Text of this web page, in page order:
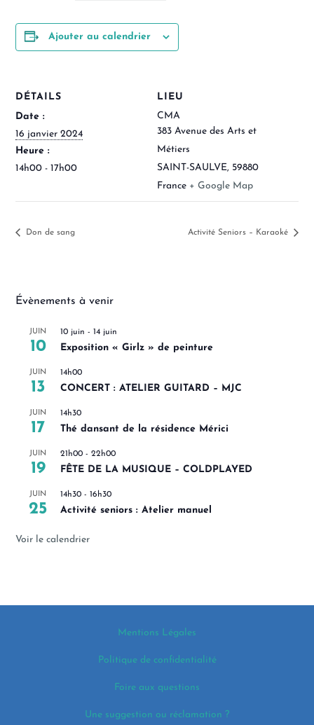
Ajouter au calendrier
DÉTAILS
Date :
16 janvier 2024
Heure :
14h00 - 17h00
LIEU
CMA
383 Avenue des Arts et
Métiers
SAINT-SAULVE, 59880
France + Google Map
Don de sang Activité Seniors – Karaoké
Évènements à venir
JUIN
10
10 juin -14 juin
Exposition « Girlz » de peinture
JUIN
13
14h00
CONCERT : ATELIER GUITARD – MJC
JUIN
17
14h30
Thé dansant de la résidence Mérici
JUIN
19
21h00 -22h00
FÊTE DE LA MUSIQUE – COLDPLAYED
JUIN
25
14h30 -16h30
Activité seniors : Atelier manuel
Voir le calendrier
Mentions Légales
Politique de confidentialité
Foire aux questions
Une suggestion ou réclamation ?